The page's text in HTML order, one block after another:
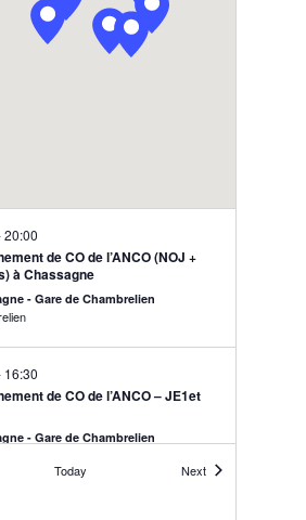
20:00
de CO de l’ANCO (NOJ +
à Chassagne
- Gare de Chambrelien
16:30
de CO de l’ANCO – JE1et
- Gare de Chambrelien
Today NextEvents